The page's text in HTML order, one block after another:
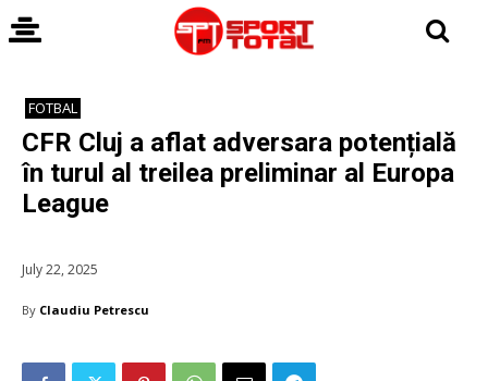
FOTBAL
CFR Cluj a aflat adversara potențială
în turul al treilea preliminar al Europa
League
July 22, 2025
By Claudiu Petrescu